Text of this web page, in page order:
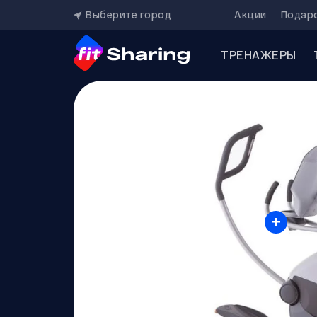
Выберите город Акции
ТРЕНАЖЕРЫ
+